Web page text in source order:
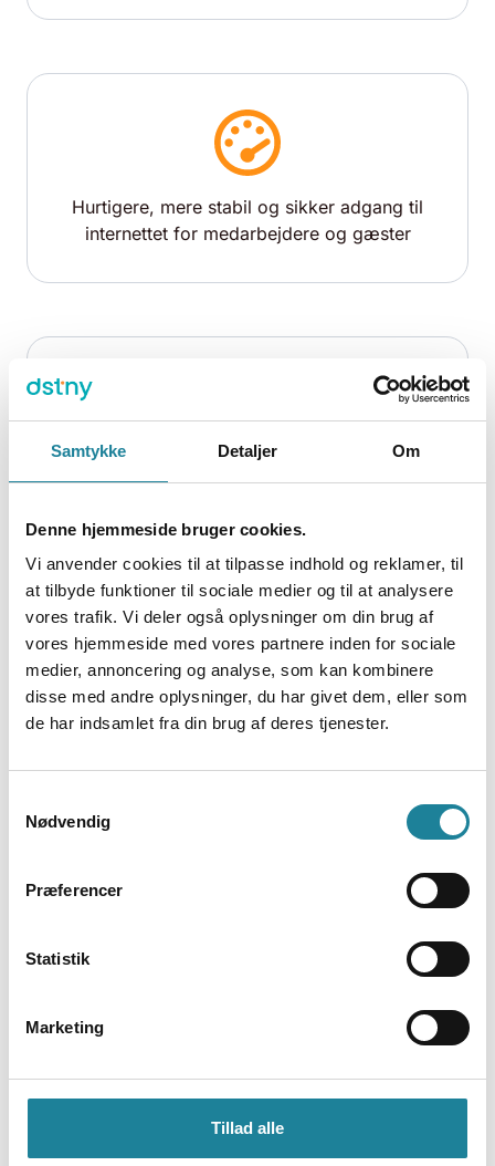
Samtykke Detaljer Om
Denne hjemmeside bruger cookies.
Vi anvender cookies til at tilpasse indhold og reklamer, til
at tilbyde funktioner til sociale medier og til at analysere
vores trafik. Vi deler også oplysninger om din brug af
vores hjemmeside med vores partnere inden for sociale
medier, annoncering og analyse, som kan kombinere
disse med andre oplysninger, du har givet dem, eller som
de har indsamlet fra din brug af deres tjenester.
Nødvendig
Præferencer
Statistik
Marketing
Tillad alle
Hurtigere, mere stabil og sikker adgang til
internettet for medarbejdere og gæster
fra network manager
sker signal-forstyrrende forandringer i
Brugerne skal kun logge på 1. gang, også
selv om de bevæger sig mellem access
punkterne